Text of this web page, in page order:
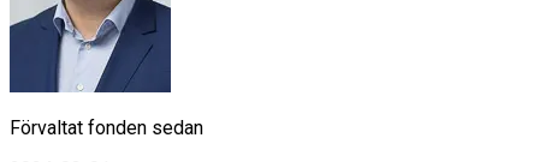
Förvaltat fonden sedan